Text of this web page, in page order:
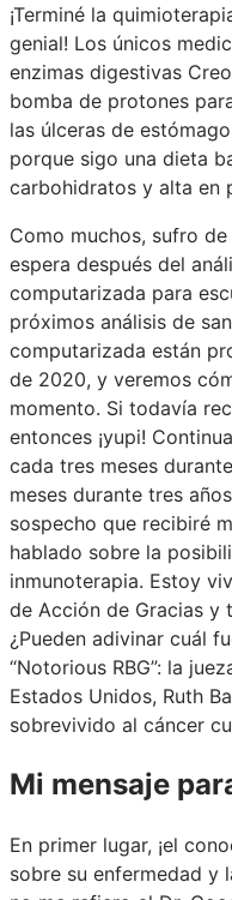
¡Terminé la
genial! Los únicos
enzimas digestivas
bomba de protones
las úlceras de
porque sigo una dieta
carbohidratos y alta en
Como muchos, sufro
espera después del
computarizada para
próximos análisis de
computarizada están
de 2020, y veremos
momento. Si todavía
entonces ¡yupi!
cada tres meses
meses durante tres
sospecho que recibiré
hablado sobre la
inmunoterapia. Estoy
de Acción de Gracias y
¿Pueden adivinar cuál
“Notorious RBG”: la
Estados Unidos, Ruth
sobrevivido al cáncer
Mi mensaje
En primer lugar, ¡el
sobre su enfermedad y